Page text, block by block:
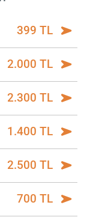
399 TL
2.000 TL
2.300 TL
1.400 TL
2.500 TL
700 TL